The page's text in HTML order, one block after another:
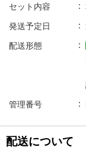
セット内容
発送予定日
配送形態
管理番号
配送について